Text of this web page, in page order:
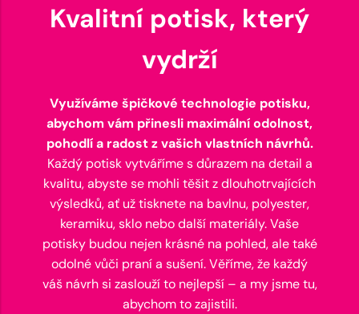
Kvalitní potisk, který
vydrží
Využíváme špičkové technologie potisku,
abychom vám přinesli maximální odolnost,
pohodlí a radost z vašich vlastních návrhů.
Každý potisk vytváříme s důrazem na detail a
kvalitu, abyste se mohli těšit z dlouhotrvajících
výsledků, ať už tisknete na bavlnu, polyester,
keramiku, sklo nebo další materiály. Vaše
potisky budou nejen krásné na pohled, ale také
odolné vůči praní a sušení. Věříme, že každý
váš návrh si zaslouží to nejlepší – a my jsme tu,
abychom to zajistili.